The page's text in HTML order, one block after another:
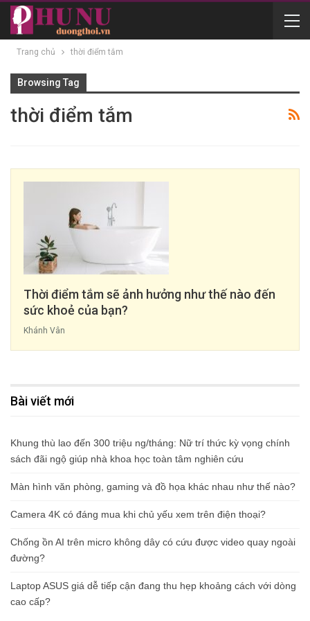
Trang chủ thời điểm tắm
Browsing Tag
thời điểm tắm
Thời điểm tắm sẽ ảnh hưởng như thế nào đến
sức khoẻ của bạn?
Khánh Vân
Bài viết mới
Khung thù lao đến 300 triệu ng/tháng: Nữ trí thức kỳ vọng chính
sách đãi ngộ giúp nhà khoa học toàn tâm nghiên cứu
Màn hình văn phòng, gaming và đồ họa khác nhau như thế nào?
Camera 4K có đáng mua khi chủ yếu xem trên điện thoại?
Chống ồn AI trên micro không dây có cứu được video quay ngoài
đường?
Laptop ASUS giá dễ tiếp cận đang thu hẹp khoảng cách với dòng
cao cấp?